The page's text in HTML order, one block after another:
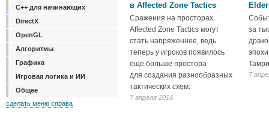
в Affected Zone Tactics
Сражения на просторах
Affected Zone Tactics могут
стать напряженнее, ведь
теперь у игроков появилось
еще больше простора
для создания разнообразных
тактических схем.
7 апреля 2014
за
7
C++ для начинающих
DirectX
OpenGL
Алгоритмы
Графика
Игровая логика и ИИ
Общее
сделать меню справа